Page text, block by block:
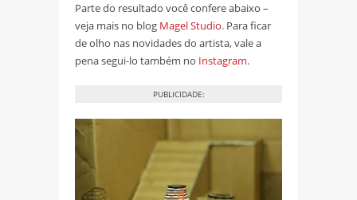
Parte do resultado você confere abaixo –
veja mais no blog Magel Studio. Para ficar
de olho nas novidades do artista, vale a
pena segui-lo também no Instagram.
PUBLICIDADE: